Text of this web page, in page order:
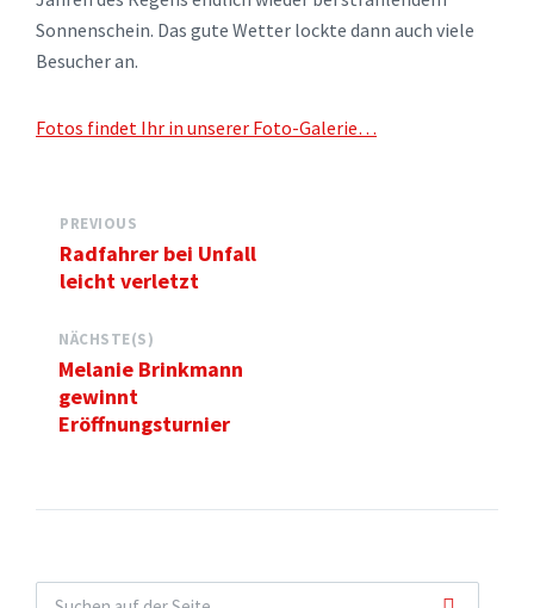
Sonnenschein. Das gute Wetter lockte dann auch viele
Besucher an.
Fotos findet Ihr in unserer Foto-Galerie…
PREVIOUS
Radfahrer bei Unfall
leicht verletzt
NÄCHSTE(S)
Melanie Brinkmann
gewinnt
Eröffnungsturnier